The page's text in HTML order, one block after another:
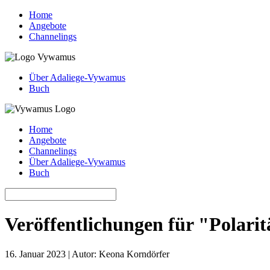
Home
Angebote
Channelings
Über Adaliege-Vywamus
Buch
Home
Angebote
Channelings
Über Adaliege-Vywamus
Buch
Veröffentlichungen für
16. Januar 2023 | Autor: Keona Korndörfer